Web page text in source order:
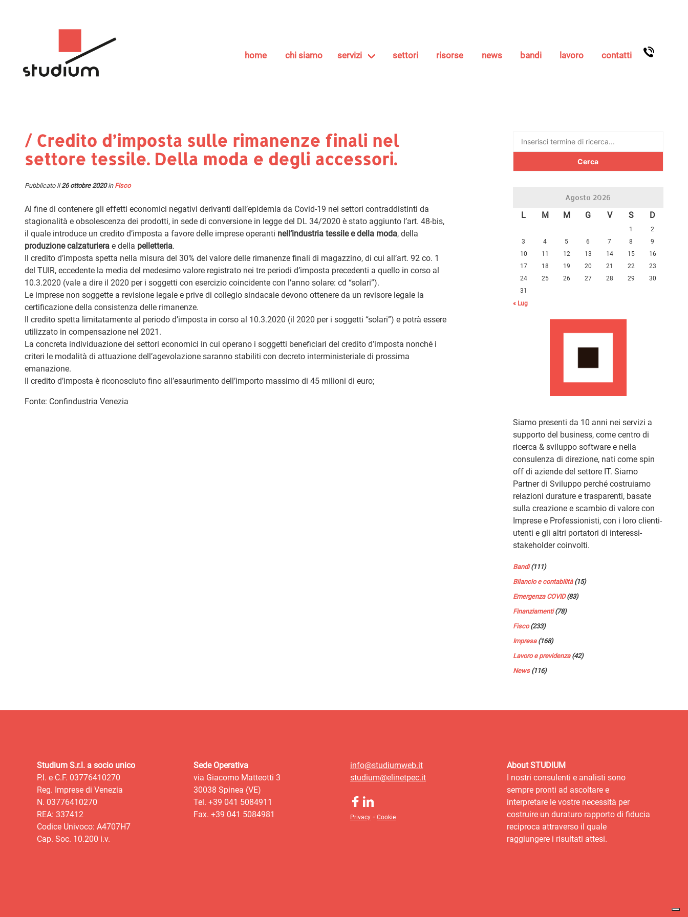
home chi siamo servizi settori risorse news bandi lavoro contatti
/ Credito d’imposta sulle rimanenze finali nel
settore tessile. Della moda e degli accessori.
Pubblicato il26 ottobre 2020in Fisco
Al fine di contenere gli effetti economici negativi derivanti dall’epidemia da Covid-19 nei settori contraddistinti da
stagionalità e obsolescenza dei prodotti, in sede di conversione in legge del DL 34/2020 è stato aggiunto l’art. 48-bis,
il quale introduce un credito d’imposta a favore delle imprese operanti nell’industria tessile e della moda, della
produzione calzaturiera e della pelletteria.
Il credito d’imposta spetta nella misura del 30% del valore delle rimanenze finali di magazzino, di cui all’art. 92 co. 1
del TUIR, eccedente la media del medesimo valore registrato nei tre periodi d’imposta precedenti a quello in corso al
10.3.2020 (vale a dire il 2020 per i soggetti con esercizio coincidente con l’anno solare: cd “solari”).
Le imprese non soggette a revisione legale e prive di collegio sindacale devono ottenere da un revisore legale la
certificazione della consistenza delle rimanenze.
Il credito spetta limitatamente al periodo d’imposta in corso al 10.3.2020 (il 2020 per i soggetti “solari”) e potrà essere
utilizzato in compensazione nel 2021.
La concreta individuazione dei settori economici in cui operano i soggetti beneficiari del credito d’imposta nonché i
criteri le modalità di attuazione dell’agevolazione saranno stabiliti con decreto interministeriale di prossima
emanazione.
Il credito d’imposta è riconosciuto fino all’esaurimento dell’importo massimo di 45 milioni di euro;
Fonte: Confindustria Venezia
Ricerca
Agosto 2026
L M M G V S D
1
2
3
4 5 6 7 8
9
10
11 12 13 14 15
16
17
18 19 20 21 22
23
24
25 26 27 28 29
30
31
« Lug
Siamo presenti da 10 anni nei servizi a
supporto del business, come centro di
ricerca & sviluppo software e nella
consulenza di direzione, nati come spin
off di aziende del settore IT. Siamo
Partner di Sviluppo perché costruiamo
relazioni durature e trasparenti, basate
sulla creazione e scambio di valore con
Imprese e Professionisti, con i loro clienti-
utenti e gli altri portatori di interessi-
stakeholder coinvolti.
Bandi(111)
Bilancio e contabilità(15)
Emergenza COVID(83)
Finanziamenti(78)
Fisco(233)
Impresa(168)
Lavoro e previdenza(42)
News(116)
Studium S.r.l. a socio unico
P.I. e C.F. 03776410270
Reg. Imprese di Venezia
N. 03776410270
REA: 337412
Codice Univoco: A4707H7
Cap. Soc. 10.200 i.v.
Sede Operativa
via Giacomo Matteotti 3
30038 Spinea (VE)
Tel. +39 041 5084911
Fax. +39 041 5084981
info@studiumweb.it
studium@elinetpec.it
Privacy - Cookie
About STUDIUM
I nostri consulenti e analisti sono
sempre pronti ad ascoltare e
interpretare le vostre necessità per
costruire un duraturo rapporto di fiducia
reciproca attraverso il quale
raggiungere i risultati attesi.